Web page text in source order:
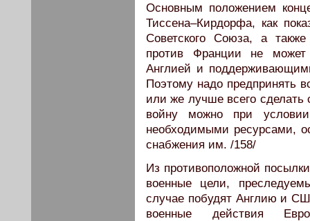
Основным положением
Тиссена–Кирдорфа, как
Советского Союза, а
против Франции не
Англией и
Поэтому надо предпринять
или же лучше всего
войну можно при условии
необходимыми ресурсами,
снабжения им. /158/
Из противоположной
военные цели,
случае побудят Англию и
военные действия